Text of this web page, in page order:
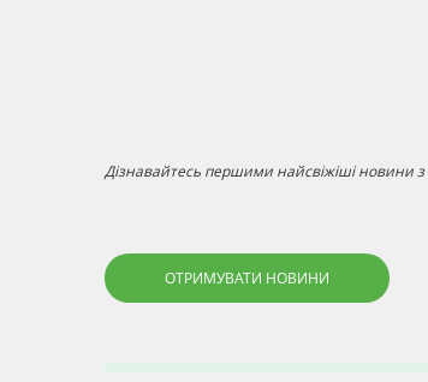
Дізнавайтесь першими найсвіжіші новини з
ОТРИМУВАТИ НОВИНИ